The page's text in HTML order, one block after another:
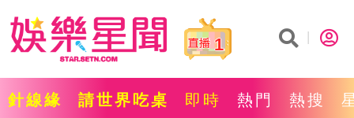
1
針線緣 請世界吃桌 即時 熱門 熱搜